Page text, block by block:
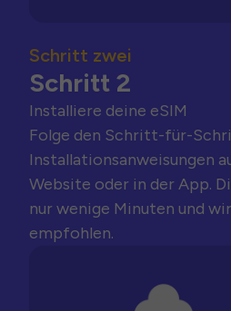
Schritt zwei
Schritt 2
Installiere deine eSIM
Folge den Schritt-für-
Installationsanweisungen
Website oder in der App.
nur wenige Minuten und
empfohlen.